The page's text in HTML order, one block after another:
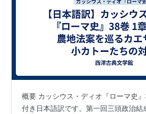
概要 カッシウス・ディオ『ローマ史
付き日本語訳です。第一回三頭政治結